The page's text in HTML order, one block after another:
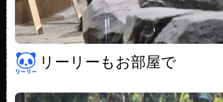
リーリーもお部屋で